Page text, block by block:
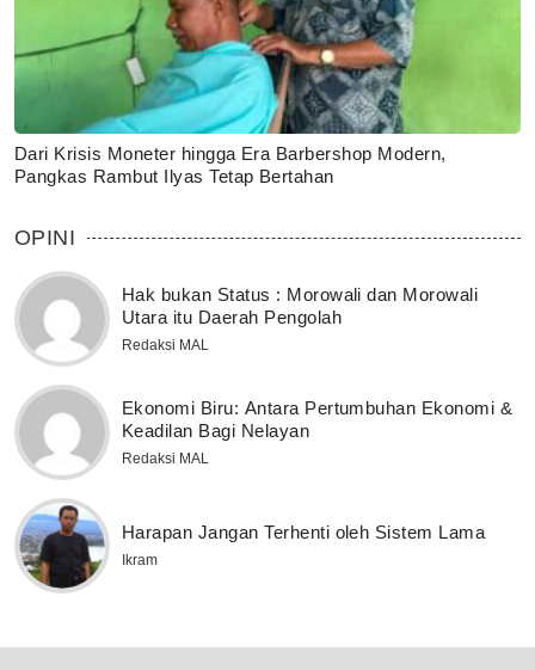
Dari Krisis Moneter hingga Era Barbershop Modern,
Pangkas Rambut Ilyas Tetap Bertahan
OPINI
Hak bukan Status : Morowali dan Morowali
Utara itu Daerah Pengolah
Redaksi MAL
Ekonomi Biru: Antara Pertumbuhan Ekonomi &
Keadilan Bagi Nelayan
Redaksi MAL
Harapan Jangan Terhenti oleh Sistem Lama
Ikram